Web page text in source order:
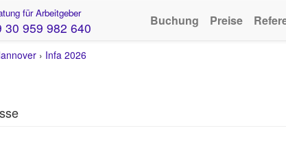
für Arbeitgeber
30 959 982 640 Buchung Preise
› Infa 2026